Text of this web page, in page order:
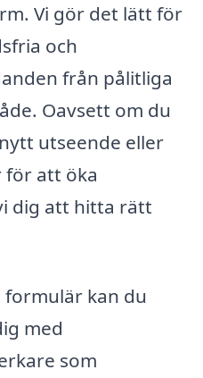
Vi gör det lätt för
och
från pålitliga
Oavsett om du
utseende eller
att öka
dig att hitta rätt
kan du
med
som